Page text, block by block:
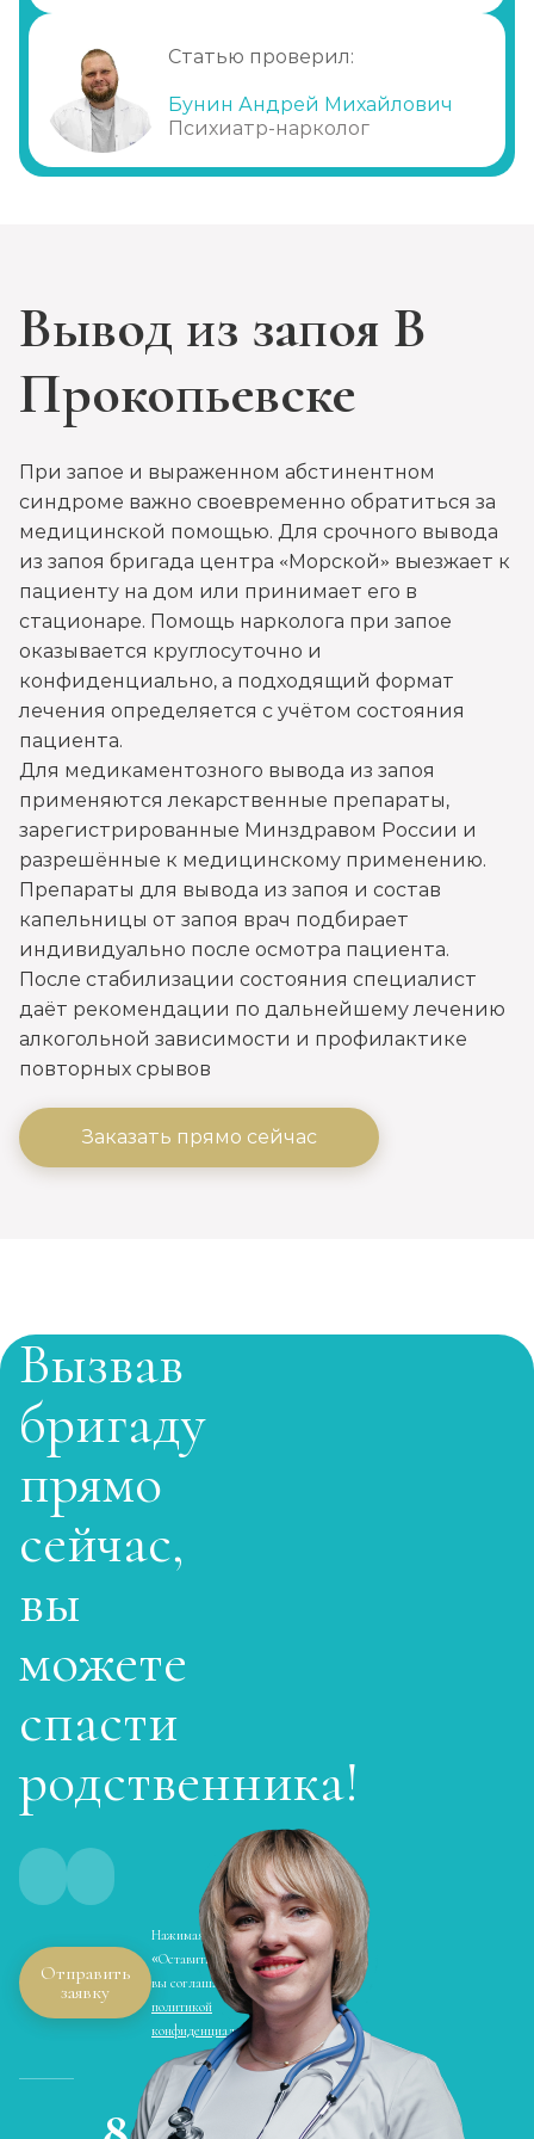
Лечение похмелья
от 1 100 ₽
Прокапаться от алкоголя
Круглосуточный вывод из запоя
от 2 500 ₽ Записаться
Круглосуточный вывод из запоя
от 2 500 ₽ Записаться
от 2 500 ₽ Записаться
Снятие алкогольной интоксикации
от 1 450 ₽ Записаться
Чистка крови от алкоголя (плазмаферез)
от 3 600 ₽ Записаться
Лечение плазмаферезом
от 3 600 ₽
Кодирование от алкоголизма
от 2 500 ₽
Кодирование на дому
Кодирование Аквилонгом
от 2 850 ₽
Кодирование Алгоминалом
от 2 500 ₽
Кодирование препаратом Тетлонг 250
от 3 600 ₽
Кодирование с провокацией
от 3 200 ₽
от 4 300 ₽
Кодирование тройной блок
Записаться
Химический блок от алкоголизма
Статью проверил:
Бунин Андрей Михайлович
Психиатр-нарколог
Вывод из запоя В
Прокопьевске
При запое и выраженном абстинентном
синдроме важно своевременно обратиться за
медицинской помощью. Для срочного вывода
из запоя бригада центра «Морской» выезжает к
пациенту на дом или принимает его в
стационаре. Помощь нарколога при запое
оказывается круглосуточно и
конфиденциально, а подходящий формат
лечения определяется с учётом состояния
пациента.
Для медикаментозного вывода из запоя
применяются лекарственные препараты,
зарегистрированные Минздравом России и
разрешённые к медицинскому применению.
Препараты для вывода из запоя и состав
капельницы от запоя врач подбирает
индивидуально после осмотра пациента.
После стабилизации состояния специалист
даёт рекомендации по дальнейшему лечению
алкогольной зависимости и профилактике
повторных срывов
Заказать прямо сейчас
Вызвав
бригаду
прямо
сейчас,
вы
можете
спасти
родственника!
Отправить
заявку
Нажимая кнопку
«Оставить заявку»,
вы соглашаетесь с
политикой
конфиденциальности